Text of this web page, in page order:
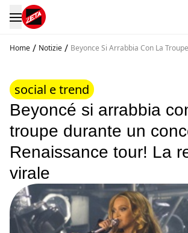
Home / Notizie / Beyonce Si Arrabbia Con La
social e trend
Beyoncé si arrabbia
troupe durante un
Renaissance tour! La
virale